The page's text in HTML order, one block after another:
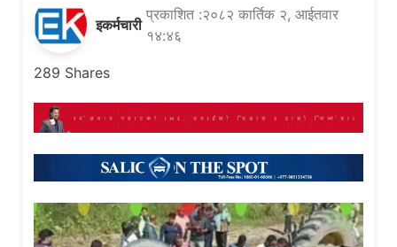
इकर्मचारी
प्रकाशित :२०८२ कार्तिक २, आईतवार
१४:४६
289 Shares